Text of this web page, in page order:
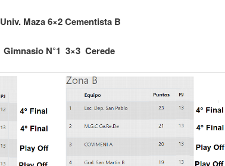
Univ. Maza 6×2 Cementista B
Gimnasio N°1 3×3 Cerede